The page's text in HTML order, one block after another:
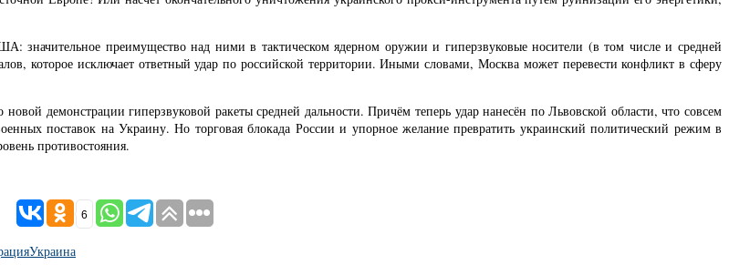
значительное преимущество над ними в тактическом ядерном оружии и гиперзвуковые носители (в том числе и средней
которое исключает ответный удар по российской территории. Иными словами, Москва может перевести конфликт в сферу
демонстрации гиперзвуковой ракеты средней дальности. Причём теперь удар нанесён по Львовской области, что совсем
поставок на Украину. Но торговая блокада России и упорное желание превратить украинский политический режим в
противостояния.
6
Украина